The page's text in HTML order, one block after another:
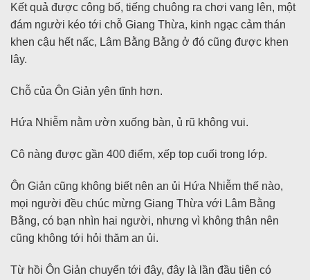
Kết quả được công bố, tiếng chuông ra chơi vang lên, một
đám người kéo tới chỗ Giang Thừa, kinh ngạc cảm thán
khen cậu hết nấc, Lâm Bằng Bằng ở đó cũng được khen
lây.
Chỗ của Ôn Giản yên tĩnh hơn.
Hứa Nhiễm nằm ườn xuống bàn, ủ rũ không vui.
Cô nàng được gần 400 điểm, xếp top cuối trong lớp.
Ôn Giản cũng không biết nên an ủi Hứa Nhiễm thế nào,
mọi người đều chúc mừng Giang Thừa với Lâm Bằng
Bằng, có bạn nhìn hai người, nhưng vì không thân nên
cũng không tới hỏi thăm an ủi.
Từ hồi Ôn Giản chuyển tới đây, đây là lần đầu tiên có